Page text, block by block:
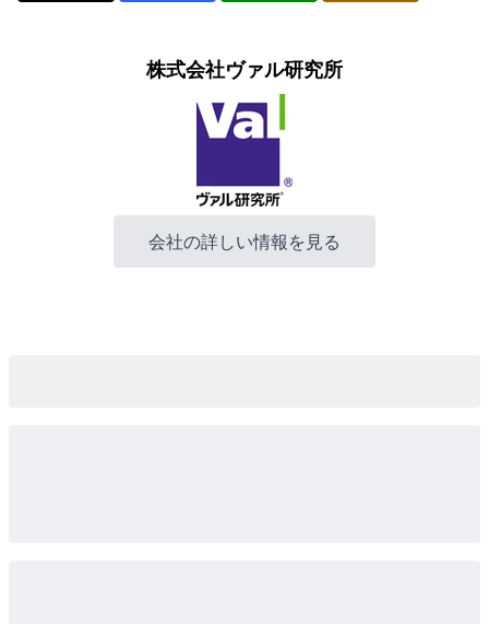
株式会社ヴァル研究所
会社の詳しい情報を見る